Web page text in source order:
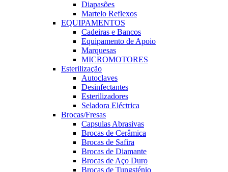
Diapasões
Martelo Reflexos
EQUIPAMENTOS
Cadeiras e Bancos
Equipamento de Apoio
Marquesas
MICROMOTORES
Esterilização
Autoclaves
Desinfectantes
Esterilizadores
Seladora Eléctrica
Brocas/Fresas
Capsulas Abrasivas
Brocas de Cerâmica
Brocas de Safira
Brocas de Diamante
Brocas de Aço Duro
Brocas de Tungsténio